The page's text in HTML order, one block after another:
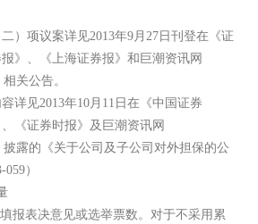
项议案详见2013年9月27日刊登在《证
》、《上海证券报》和巨潮资讯网
相关公告。
见2013年10月11日在《中国证券
《证券时报》及巨潮资讯网
披露的《关于公司及子公司对外担保的公
）
表决意见或选举票数。对于不采用累